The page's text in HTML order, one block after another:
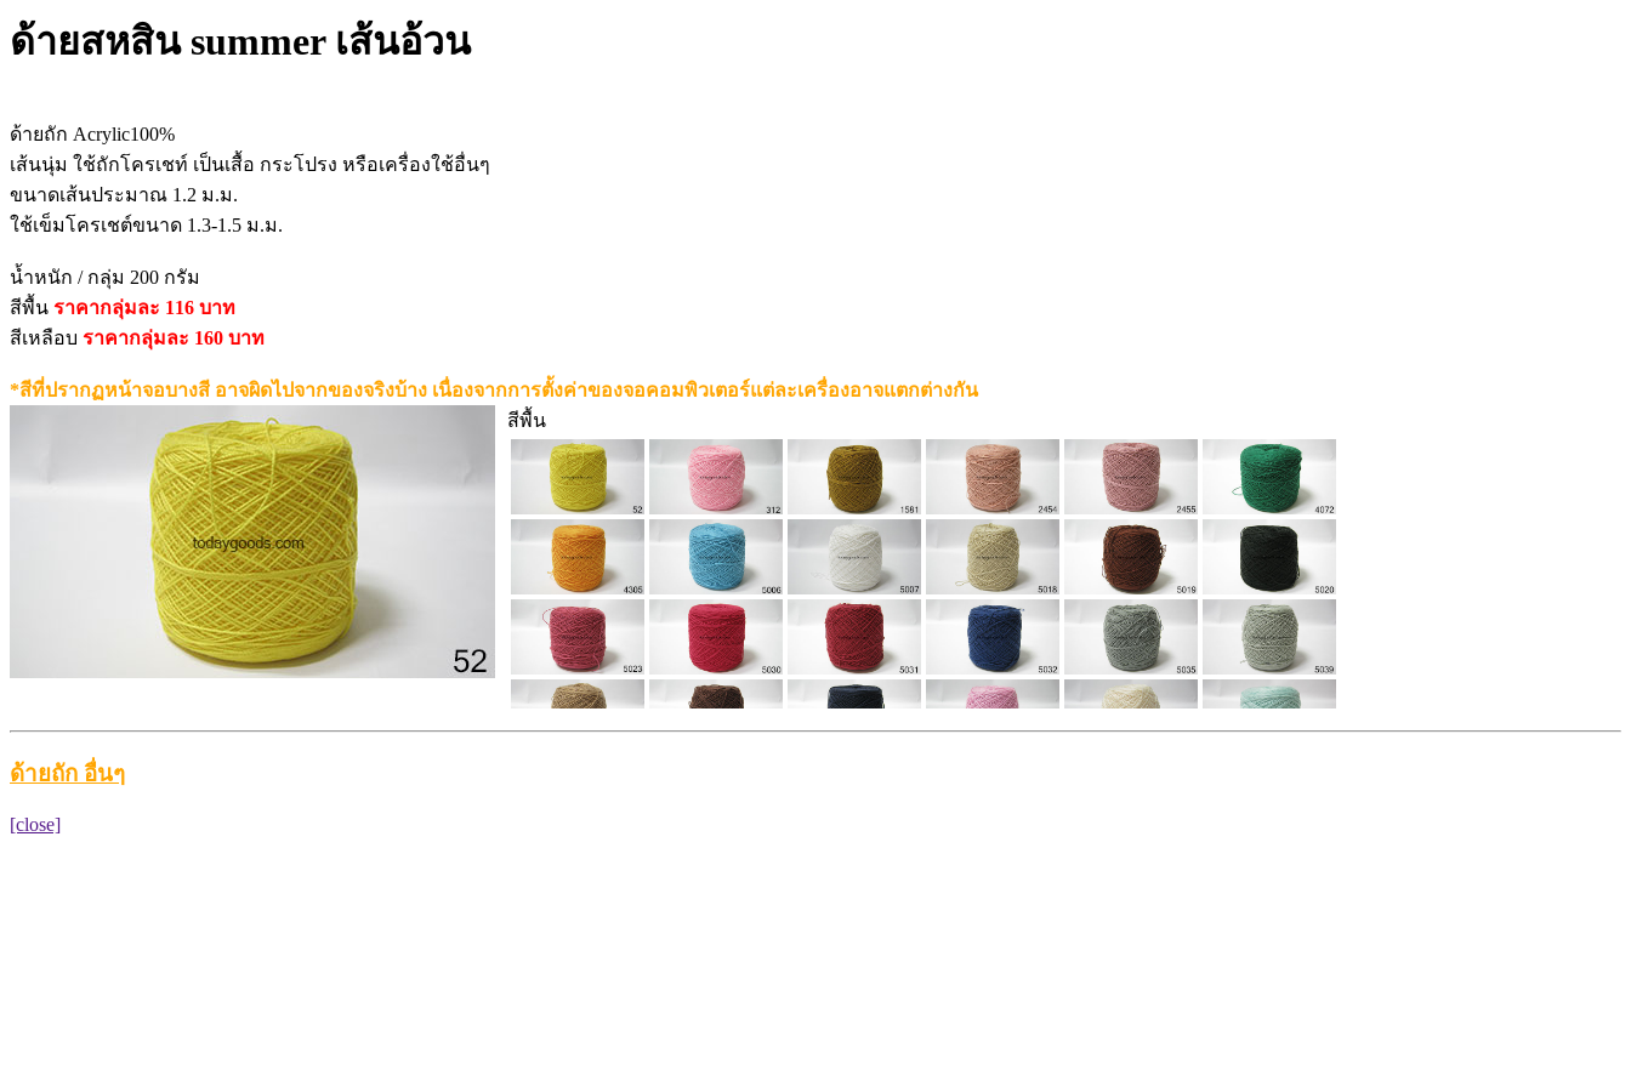
ด้ายสหสิน summer เส้นอ้วน
ด้ายถัก Acrylic100%
เส้นนุ่ม ใช้ถักโครเชท์ เป็นเสื้อ กระโปรง หรือเครื่องใช้อื่นๆ
ขนาดเส้นประมาณ 1.2 ม.ม.
ใช้เข็มโครเชต์ขนาด 1.3-1.5 ม.ม.
น้ำหนัก / กลุ่ม 200 กรัม
สีพื้น ราคากลุ่มละ 116 บาท
สีเหลือบ ราคากลุ่มละ 160 บาท
*สีที่ปรากฏหน้าจอบางสี อาจผิดไปจากของจริงบ้าง เนื่องจากการตั้งค่าของจอคอมพิวเตอร์แต่ละเครื่องอาจแตกต่างกัน
สีพื้น
ด้ายถัก อื่นๆ
[close]